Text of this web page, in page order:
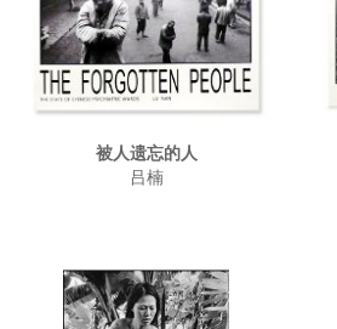
被人遗忘的人
吕楠